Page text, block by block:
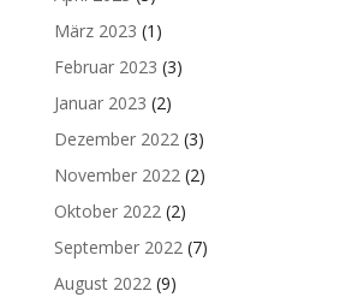
März 2023 (1)
Februar 2023 (3)
Januar 2023 (2)
Dezember 2022(3)
November 2022(2)
Oktober 2022(2)
September 2022(7)
August 2022(9)